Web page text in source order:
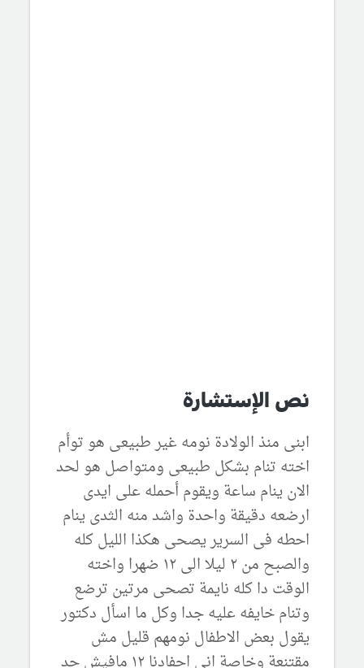
نص الإستشارة
ابنى منذ الولادة نومه غير طبيعى هو توأم
اخته تنام بشكل طبيعى ومتواصل هو لحد
الان ينام ساعة ويقوم أحمله على ايدى
ارضعه دقيقة واحدة واشد منه الثدى ينام
احطه فى السرير يصحى هكذا الليل كله
والصبح من ٢ ليلا الى ١٢ ضهرا واخته
الوقت دا كله نايمة تصحى مرتين ترضع
وتنام خايفه عليه جدا وكل ما اسأل دكتور
يقول بعض الاطفال نومهم قليل مش